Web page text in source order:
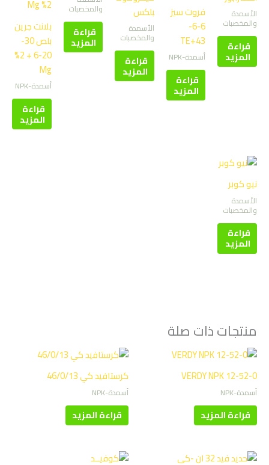
الأسمدة
والمخصبات
قراءة
المزيد
فروت سيز
6-6-
43+TE
أسمدة-NPK
قراءة
المزيد
بلكس
الأسمدة
والمخصبات
قراءة
المزيد
والمخصبات
قراءة
المزيد
بلانت جرين
بلص 30-
20-6 + 2%
Mg
أسمدة-NPK
قراءة
المزيد
نيو كوبر
الأسمدة
والمخصبات
قراءة
المزيد
منتجات ذات صلة
VERDY NPK 12-52-0
أسمدة-NPK
قراءة المزيد
كرستافيد كي 46/0/13
أسمدة-NPK
قراءة المزيد